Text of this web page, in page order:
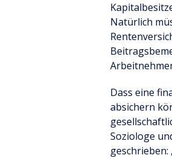
Natürlich
Dass eine
absichern
Soziologe